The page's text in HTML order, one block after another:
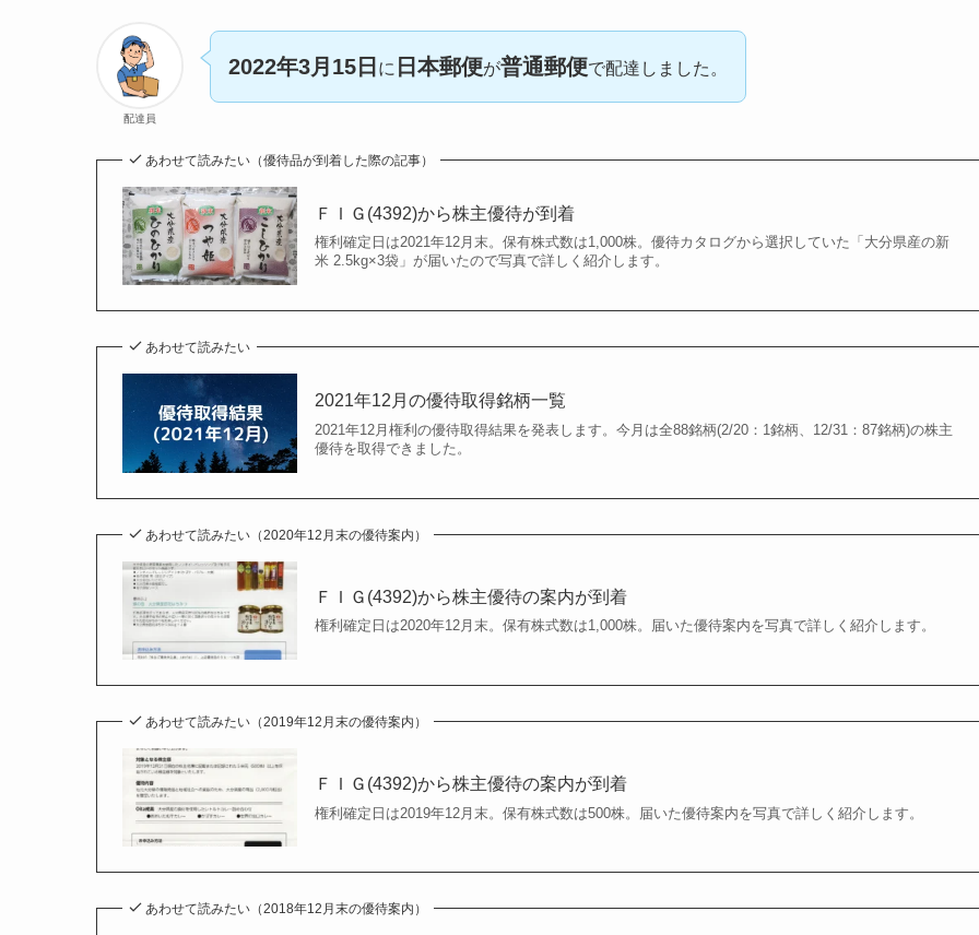
配達員
2022年3月15日 に 日本郵便が普通郵便で配達しました。
あわせて読みたい（優待品が到着した際の記事）
ＦＩＧ(4392)から株主優待が到着
権利確定日は2021年12月末。保有株式数は1,000株。優待カタログから選択していた「大分県産の新
米 2.5kg×3袋」が届いたので写真で詳しく紹介します。
あわせて読みたい
2021年12月の優待取得銘柄一覧
2021年12月権利の優待取得結果を発表します。今月は全88銘柄(2/20：1銘柄、12/31：87銘柄)の株主
優待を取得できました。
あわせて読みたい（2020年12月末の優待案内）
ＦＩＧ(4392)から株主優待の案内が到着
権利確定日は2020年12月末。保有株式数は1,000株。届いた優待案内を写真で詳しく紹介します。
あわせて読みたい（2019年12月末の優待案内）
ＦＩＧ(4392)から株主優待の案内が到着
権利確定日は2019年12月末。保有株式数は500株。届いた優待案内を写真で詳しく紹介します。
あわせて読みたい（2018年12月末の優待案内）